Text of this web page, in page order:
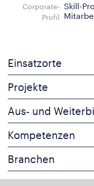
Corporate-
Profil
Skill-
Einsatzorte
Projekte
Aus- und
Kompetenzen
Branchen